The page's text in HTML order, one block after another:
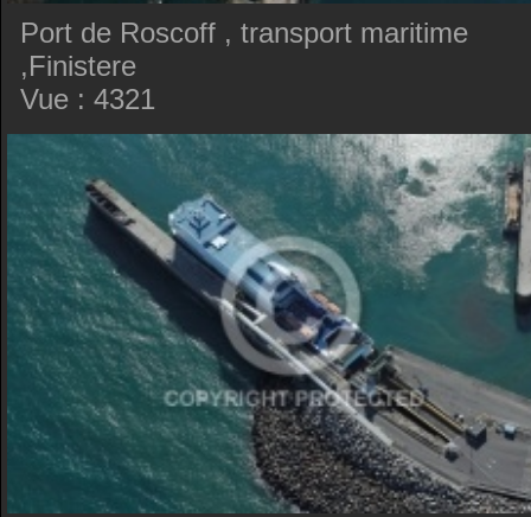
Port de Roscoff , transport maritime
,Finistere
Vue : 4321